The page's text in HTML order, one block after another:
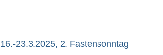
16.-23.3.2025, 2. Fastensonntag